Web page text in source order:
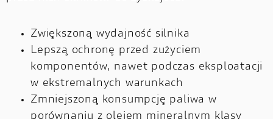
Zwiększoną wydajność silnika
Lepszą ochronę przed zużyciem
komponentów, nawet podczas eksploatacji
w ekstremalnych warunkach
Zmniejszoną konsumpcję paliwa w
porównaniu z olejem mineralnym klasy